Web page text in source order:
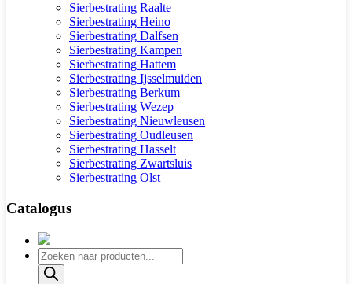
Sierbestrating Raalte
Sierbestrating Heino
Sierbestrating Dalfsen
Sierbestrating Kampen
Sierbestrating Hattem
Sierbestrating Ijsselmuiden
Sierbestrating Berkum
Sierbestrating Wezep
Sierbestrating Nieuwleusen
Sierbestrating Oudleusen
Sierbestrating Hasselt
Sierbestrating Zwartsluis
Sierbestrating Olst
Catalogus
Producten
zoeken